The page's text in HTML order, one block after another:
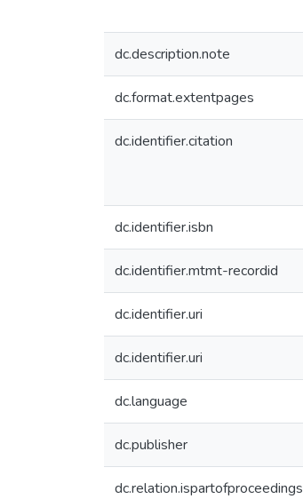
dc.description.note
dc.format.extentpages
dc.identifier.citation
dc.identifier.isbn
dc.identifier.mtmt-recordid
dc.identifier.uri
dc.identifier.uri
dc.language
dc.publisher
dc.relation.ispartofproceedings